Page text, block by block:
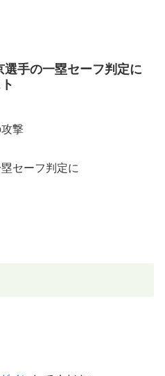
選手の一塁セーフ判定に
撃
セーフ判定に